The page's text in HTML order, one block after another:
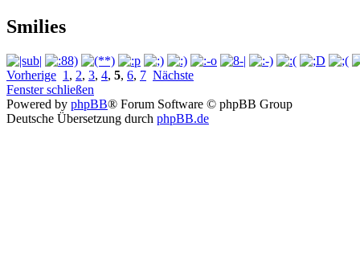
Smilies
Vorherige 1 , 2, 3, 4, 5, 6, 7 Nächste
Fenster schließen
Powered by phpBB® Forum Software © phpBB Group
Deutsche Übersetzung durch phpBB.de